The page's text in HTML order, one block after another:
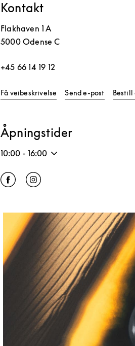
Kontakt
Flakhaven 1 A
5000 Odense C
+45 66 14 19 12
Få veibeskrivelse Link Opens in New Tab
Send e-post Bestill
Åpningstider
10:00 - 16:00
Click to open Facebook
Link Opens in New Tab
Click to open Instagram
Link Opens in New Tab
Bilde av arrangement